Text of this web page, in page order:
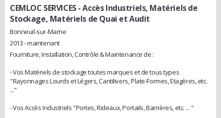
CEMLOC SERVICES- Accès Industriels, Matériels de
Stockage, Matériels de Quai et Audit
Bonneuil-sur-Marne
2013 - maintenant
Fourniture, Installation, Contrôle & Maintenance de :
- Vos Matériels de stockage toutes marques et de tous types
"Rayonnages Lourds et Légers, Cantilivers, Plate-Formes, Etagères, etc.
..."
- Vos Accès Industriels "Portes, Rideaux, Portails, Barrières, etc. ... "